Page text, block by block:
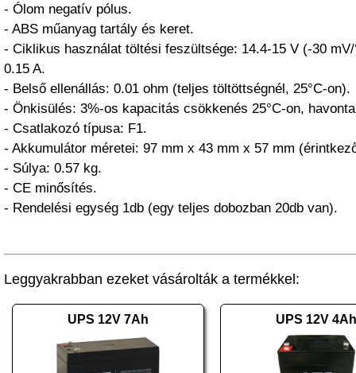
- Ólom negatív pólus.
- ABS műanyag tartály és keret.
- Ciklikus használat töltési feszültsége: 14.4-15 V (-30
0.15 A.
- Belső ellenállás: 0.01 ohm (teljes töltöttségnél, 25°C-on).
- Önkisülés: 3%-os kapacitás csökkenés 25°C-on,
- Csatlakozó típusa: F1.
- Akkumulátor méretei: 97 mm x 43 mm x 57 mm
- Súlya: 0.57 kg.
- CE minősítés.
- Rendelési egység 1db (egy teljes dobozban 20db van).
Leggyakrabban ezeket vásárolták a termékkel:
UPS 12V 7Ah UPS 12V 4Ah